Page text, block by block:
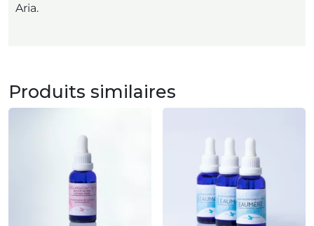
Aria.
Produits similaires